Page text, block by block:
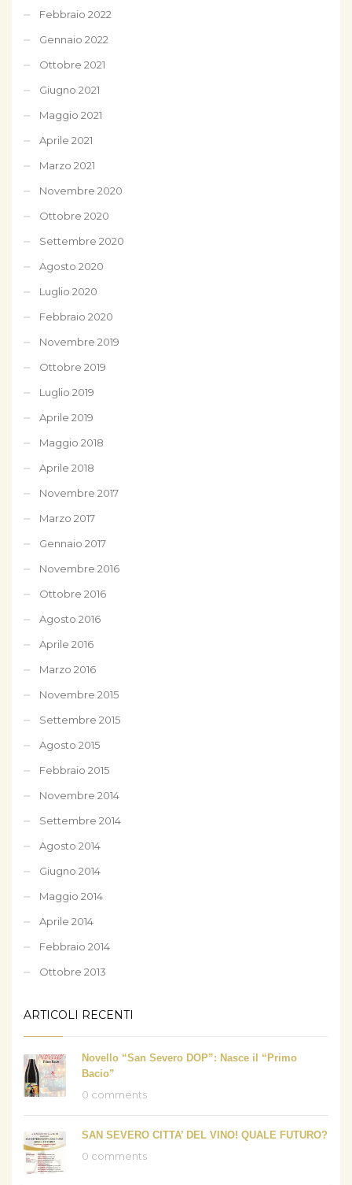
Febbraio 2022
Gennaio 2022
Ottobre 2021
Giugno 2021
Maggio 2021
Aprile 2021
Marzo 2021
Novembre 2020
Ottobre 2020
Settembre 2020
Agosto 2020
Luglio 2020
Febbraio 2020
Novembre 2019
Ottobre 2019
Luglio 2019
Aprile 2019
Maggio 2018
Aprile 2018
Novembre 2017
Marzo 2017
Gennaio 2017
Novembre 2016
Ottobre 2016
Agosto 2016
Aprile 2016
Marzo 2016
Novembre 2015
Settembre 2015
Agosto 2015
Febbraio 2015
Novembre 2014
Settembre 2014
Agosto 2014
Giugno 2014
Maggio 2014
Aprile 2014
Febbraio 2014
Ottobre 2013
ARTICOLI RECENTI
Novello “San Severo DOP”: Nasce il “Primo
Bacio”
0 comments
SAN SEVERO CITTA’ DEL VINO! QUALE FUTURO?
0 comments